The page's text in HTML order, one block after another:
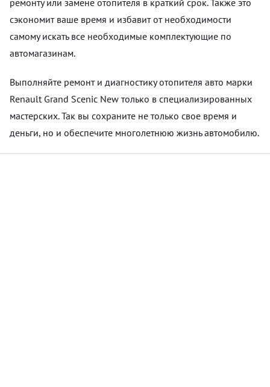
сэкономит ваше время и избавит от необходимости
самому искать все необходимые комплектующие по
автомагазинам.
Выполняйте ремонт и диагностику отопителя авто марки
Renault Grand Scenic New только в специализированных
мастерских. Так вы сохраните не только свое время и
деньги, но и обеспечите многолетнюю жизнь автомобилю.